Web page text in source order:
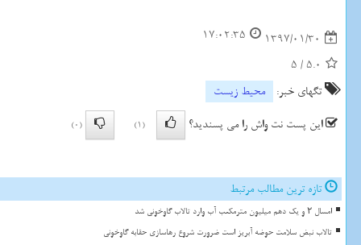
1397/01/30
17:02:35
5.0
/
5
تگهای خبر:
محیط زیست
این پست نت واش را می پسندید؟
(1)
(0)
تازه ترین مطالب مرتبط
امسال ۲ و یک دهم میلیون مترمکعب آب وارد تالاب گاوخونی شد
تالاب نبض سلامت حوضه آبریز است ضرورت شروع رهاسازی حقابه گاوخونی